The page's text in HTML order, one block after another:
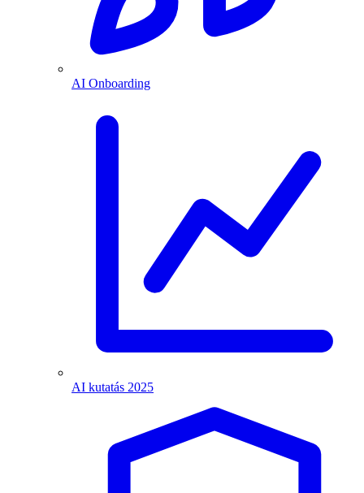
AI Onboarding
AI kutatás 2025